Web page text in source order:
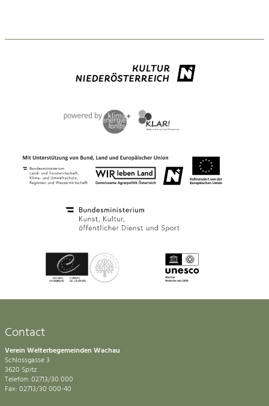
Contact
Verein Welterbegemeinden Wachau
Schlossgasse 3
3620 Spitz
Telefon: 02713/30 000
Fax: 02713/30 000-40